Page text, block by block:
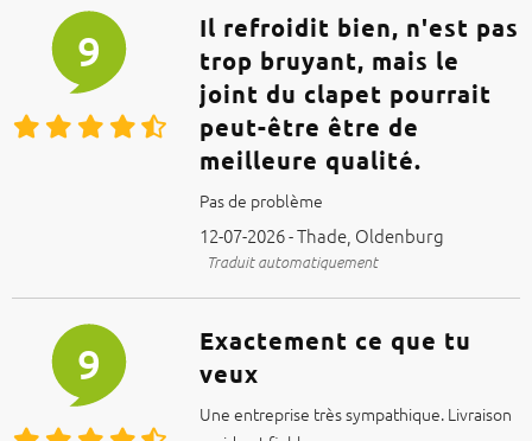
9
Il refroidit bien, n'est pas
trop bruyant, mais le
joint du clapet pourrait
peut-être être de
meilleure qualité.
Pas de problème
12-07-2026 - Thade, Oldenburg
Traduit automatiquement
9
Exactement ce que tu
veux
Une entreprise très sympathique. Livraison